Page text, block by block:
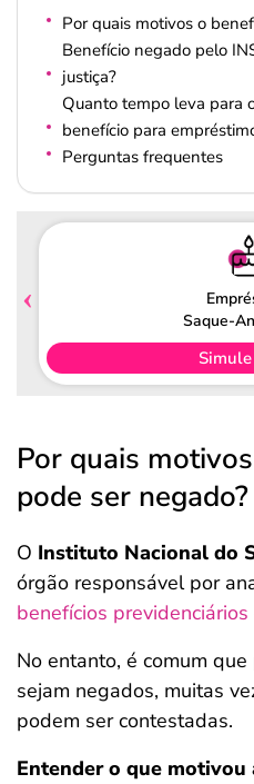
Por quais motivos o
Benefício negado pelo
justiça?
Quanto tempo leva para
benefício para
Perguntas frequentes
Saque-
Por quais
pode ser negado?
O Instituto Nacional do
órgão responsável por
benefícios previdenciários
No entanto, é comum
sejam negados, muitas
podem ser contestadas.
Entender o que motivou